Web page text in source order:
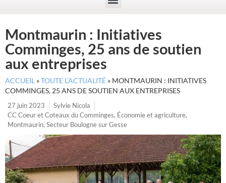
Montmaurin : Initiatives
Comminges, 25 ans de soutien
aux entreprises
ACCUEIL »TOUTE L’ACTUALITÉ » MONTMAURIN : INITIATIVES
COMMINGES, 25 ANS DE SOUTIEN AUX ENTREPRISES
27 juin 2023
Sylvie Nicola
CC Coeur et Coteaux du Comminges, Économie et agriculture,
Montmaurin, Secteur Boulogne sur Gesse